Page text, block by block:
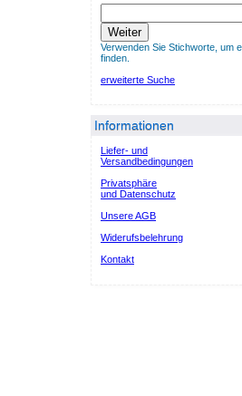
Weiter
Verwenden Sie Stichworte, um
finden.
erweiterte Suche
Informationen
Liefer- und
Versandbedingungen
Privatsphäre
und Datenschutz
Unsere AGB
Widerufsbelehrung
Kontakt